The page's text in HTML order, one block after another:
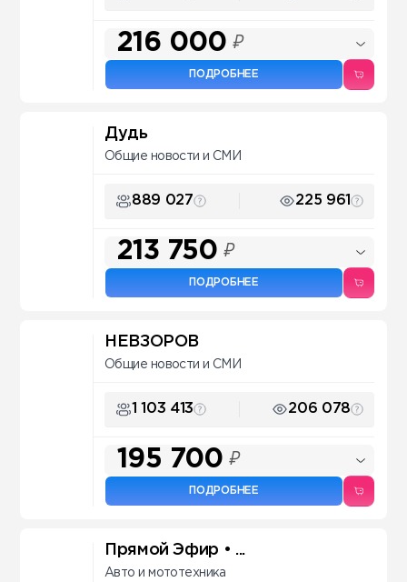
216 000 ₽
ПОДРОБНЕЕ
Дудь
Общие новости и СМИ
889 027 225 961
213 750 ₽
ПОДРОБНЕЕ
НЕВЗОРОВ
Общие новости и СМИ
1 103 413 206 078
195 700 ₽
ПОДРОБНЕЕ
Прямой Эфир • ...
Авто и мототехника